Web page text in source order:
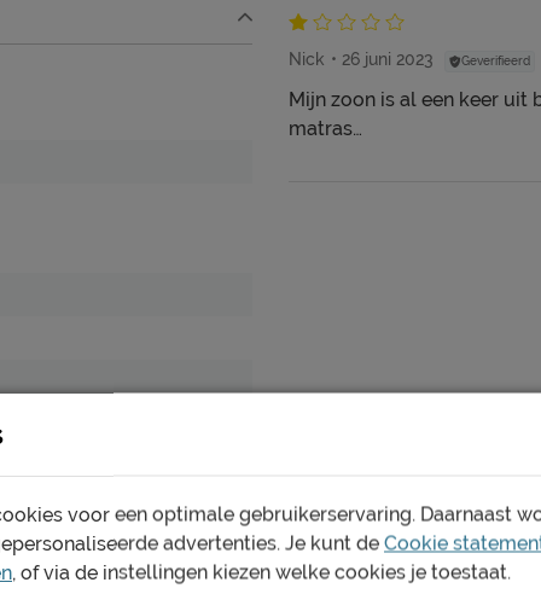
Nick 26 juni 2023 Geverifieerd
Mijn zoon is al een keer
matras…
op het accessoire,
voor een optimale gebruikerservaring. Daarnaast
advertenties. Je kunt de Cookie
, of via de instellingen kiezen welke cookies je toestaat.